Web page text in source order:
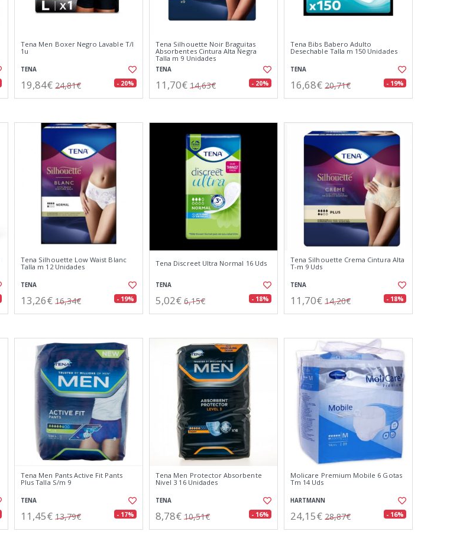
Tena Men Boxer Negro Lavable T/l
1u
TENA
19,84€ 24,81€ - 20%
Tena Silhouette Noir Braguitas
Absorbentes Cintura Alta Negra
Talla m 9 Unidades
TENA
11,70€ 14,63€ - 20%
Tena Bibs Babero Adulto
Desechable Talla m 150 Unidades
TENA
16,68€ 20,71€ - 19%
Tena Silhouette Low Waist Blanc
Talla m 12 Unidades
TENA
13,26€ 16,34€ - 19%
Tena Discreet Ultra Normal 16 Uds
TENA
5,02€ 6,15€ - 18%
Tena Silhouette Crema Cintura Alta
T-m 9 Uds
TENA
11,70€ 14,20€ - 18%
Tena Men Pants Active Fit Pants
Plus Talla S/m 9
TENA
11,45€ 13,79€ - 17%
Tena Men Protector Absorbente
Nivel 3 16 Unidades
TENA
8,78€ 10,51€ - 16%
Molicare Premium Mobile 6 Gotas
Tm 14 Uds
HARTMANN
24,15€ 28,87€ - 16%